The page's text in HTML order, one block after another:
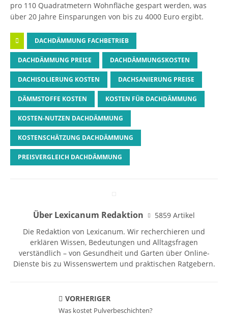
pro 110 Quadratmetern Wohnfläche gespart werden, was
über 20 Jahre Einsparungen von bis zu 4000 Euro ergibt.
DACHDÄMMUNG FACHBETRIEB
DACHDÄMMUNG PREISE DACHDÄMMUNGSKOSTEN
DACHISOLIERUNG KOSTEN DACHSANIERUNG PREISE
DÄMMSTOFFE KOSTEN KOSTEN FÜR DACHDÄMMUNG
KOSTEN-NUTZEN DACHDÄMMUNG
KOSTENSCHÄTZUNG DACHDÄMMUNG
PREISVERGLEICH DACHDÄMMUNG
Über Lexicanum Redaktion
5859 Artikel
Die Redaktion von Lexicanum. Wir recherchieren und
erklären Wissen, Bedeutungen und Alltagsfragen
verständlich – von Gesundheit und Garten über Online-
Dienste bis zu Wissenswertem und praktischen Ratgebern.
VORHERIGER
Was kostet Pulverbeschichten?